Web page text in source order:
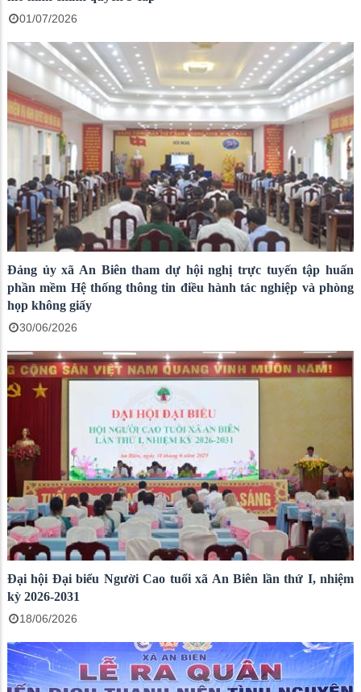
01/07/2026
Đảng ủy xã An Biên tham dự hội nghị trực tuyến tập huấn
phần mềm Hệ thống thông tin điều hành tác nghiệp và phòng
họp không giấy
30/06/2026
Đại hội Đại biểu Người Cao tuổi xã An Biên lần thứ I, nhiệm
kỳ 2026-2031
18/06/2026